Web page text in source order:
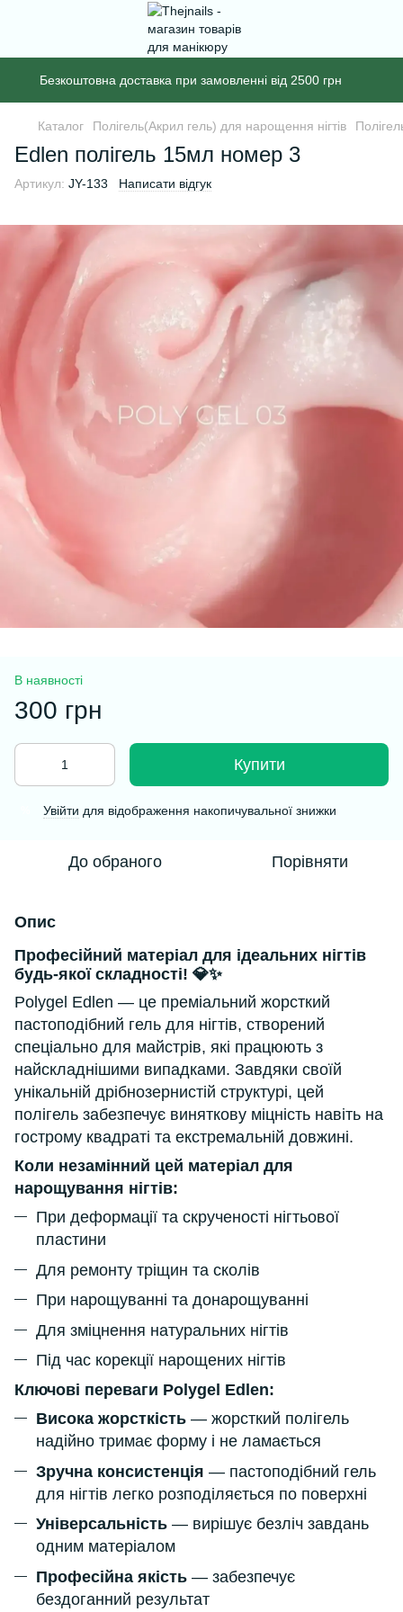
Безкоштовна доставка при замовленні від 2500 грн
Каталог Полігель(Акрил гель) для нарощення нігтів
Edlen полігель 15мл номер 3
Артикул: JY-133 Написати відгук
В наявності
300 грн
Купити
Увійти для відображення накопичувальної знижки
До обраного Порівняти
Опис
Професійний матеріал для ідеальних нігтів
будь-якої складності! 💎✨
Polygel Edlen — це преміальний жорсткий
пастоподібний гель для нігтів, створений
спеціально для майстрів, які працюють з
найскладнішими випадками. Завдяки своїй
унікальній дрібнозернистій структурі, цей
полігель забезпечує виняткову міцність навіть на
гострому квадраті та екстремальній довжині.
Коли незамінний цей матеріал для
нарощування нігтів:
При деформації та скрученості нігтьової
пластини
Для ремонту тріщин та сколів
При нарощуванні та донарощуванні
Для зміцнення натуральних нігтів
Під час корекції нарощених нігтів
Ключові переваги Polygel Edlen:
Висока жорсткість — жорсткий полігель
надійно тримає форму і не ламається
Зручна консистенція — пастоподібний гель
для нігтів легко розподіляється по поверхні
Універсальність — вирішує безліч завдань
одним матеріалом
Професійна якість — забезпечує
бездоганний результат